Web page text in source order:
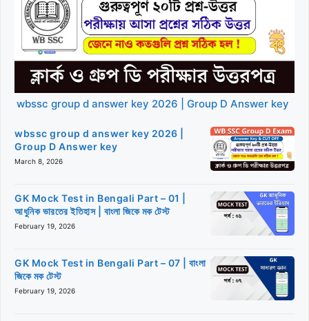
wbssc group d answer key 2026 | Group D Answer key
wbssc group d answer key 2026 |
Group D Answer key
March 8, 2026
GK Mock Test in Bengali Part – 01 |
আধুনিক ভারতের ইতিহাস | বাংলা জিকে মক টেস্ট
February 19, 2026
GK Mock Test in Bengali Part – 07 | বাংলা
জিকে মক টেস্ট
February 19, 2026